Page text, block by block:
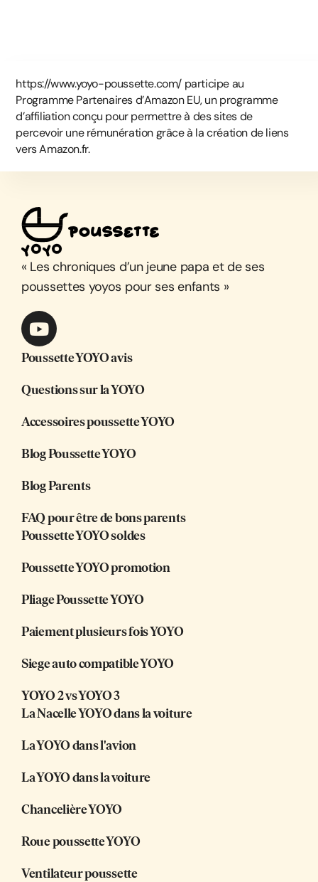
https://www.yoyo-poussette.com/ participe au
Programme Partenaires d’Amazon EU, un programme
d’affiliation conçu pour permettre à des sites de
percevoir une rémunération grâce à la création de liens
vers Amazon.fr.
« Les chroniques d’un jeune papa et de ses
poussettes yoyos pour ses enfants »
Poussette YOYO avis
Questions sur la YOYO
Accessoires poussette YOYO
Blog Poussette YOYO
Blog Parents
FAQ pour être de bons parents
Poussette YOYO soldes
Poussette YOYO promotion
Pliage Poussette YOYO
Paiement plusieurs fois YOYO
Siege auto compatible YOYO
YOYO 2 vs YOYO 3
La Nacelle YOYO dans la voiture
La YOYO dans l'avion
La YOYO dans la voiture
Chancelière YOYO
Roue poussette YOYO
Ventilateur poussette